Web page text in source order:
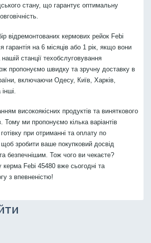
стану, що гарантує оптимальну
відремонтованих кермових рейок Febi
гарантія на 6 місяців або 1 рік, якщо вони
станції техобслуговування
пропонуємо швидку та зручну доставку в
включаючи Одесу, Київ, Харків,
високоякісних продуктів та виняткового
Тому ми пропонуємо кілька варіантів
при отриманні та оплату по
зробити ваше покупковий досвід
безпечнішим. Тож чого ви чекаєте?
Febi 45480 вже сьогодні та
з впевненістю!